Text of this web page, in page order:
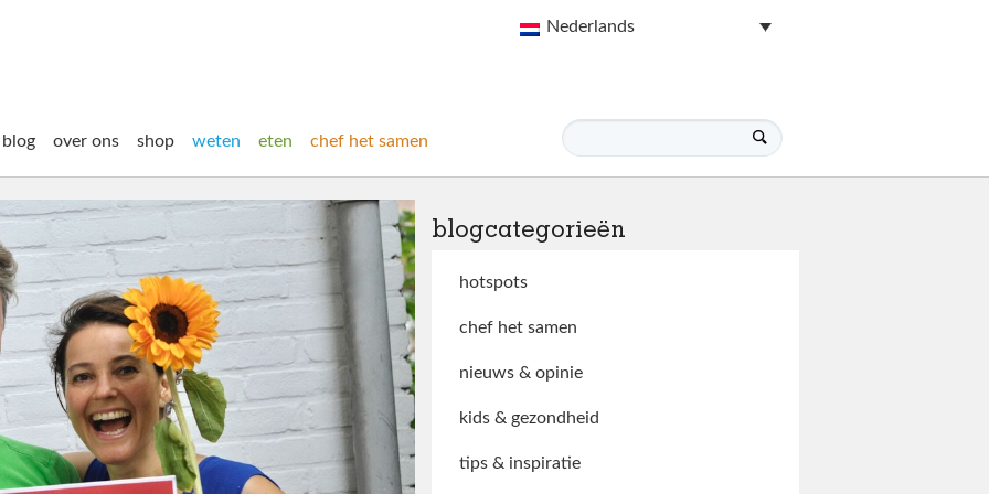
blog over ons shop weten eten chef het samen
Nederlands
blogcategorieën
hotspots
chef het samen
nieuws & opinie
kids & gezondheid
tips & inspiratie